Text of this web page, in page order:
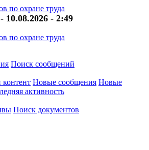
- 2:49
Поиск сообщений
Новые сообщения Новые
активность
Поиск документов